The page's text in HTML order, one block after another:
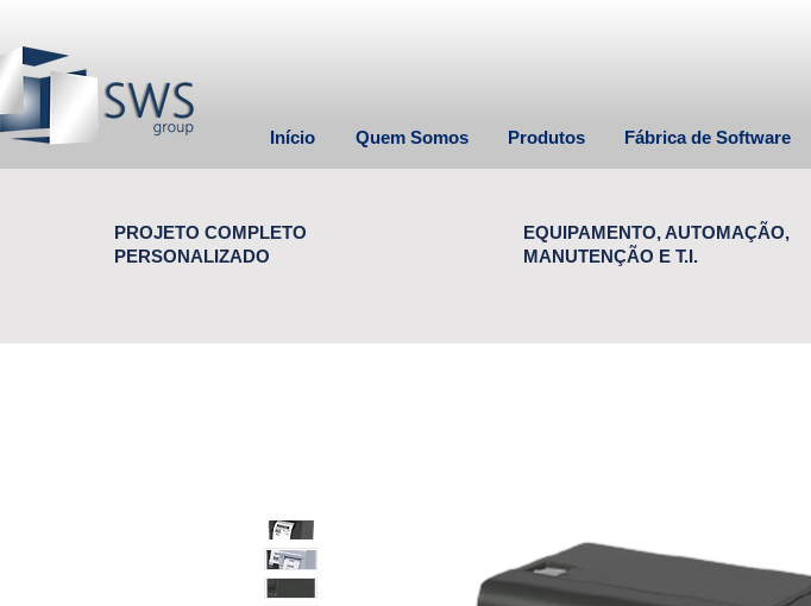
Início Quem Somos Produtos Fábrica de Software
PROJETO COMPLETO
PERSONALIZADO
EQUIPAMENTO, AUTOMAÇÃO,
MANUTENÇÃO E T.I.